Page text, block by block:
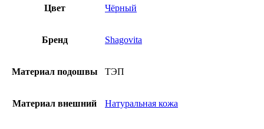
Цвет Чёрный
Бренд Shagovita
Материал подошвы ТЭП
Материал внешний Натуральная кожа